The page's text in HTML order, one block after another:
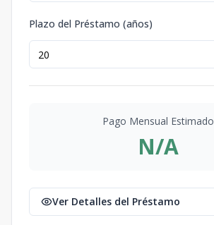
Plazo del Préstamo (años)
Pago Mensual Estimado
N/A
Ver Detalles del Préstamo